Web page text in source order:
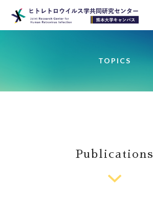
TOPICS
Publications